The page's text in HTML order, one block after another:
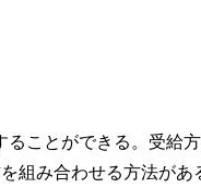
ことができる。受給
組み合わせる方法が